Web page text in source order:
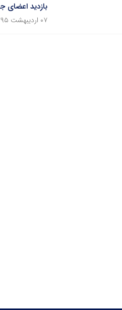
بازدید اعضای
۰۷ اردیبهشت ۱۳۹۵